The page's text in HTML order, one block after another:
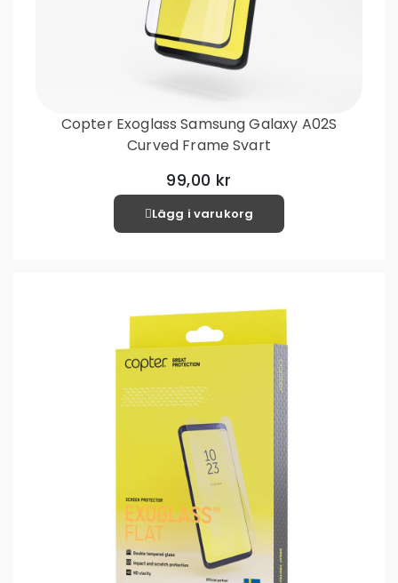
Copter Exoglass Samsung Galaxy A02S
Curved Frame Svart
99,00 kr
Lägg i varukorg